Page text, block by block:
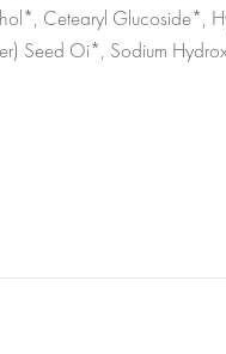
Cetearyl Glucoside*,
Seed Oi*, Sodium